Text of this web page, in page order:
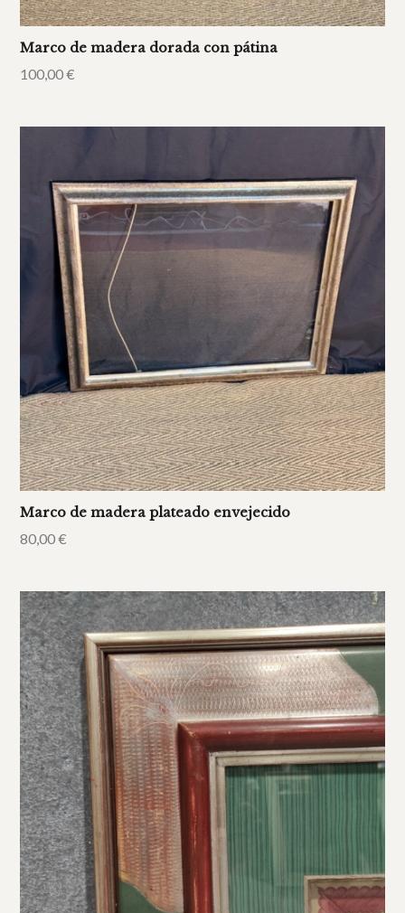
Marco de madera dorada con pátina
100,00€
Marco de madera plateado envejecido
80,00€